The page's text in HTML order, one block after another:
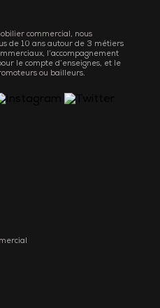
commercial, nous
de 10 ans autour de 3 métiers
l’accompagnement
le compte d’enseignes, et le
ou bailleurs.